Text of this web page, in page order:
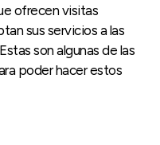
ofrecen visitas
sus servicios a las
son algunas de las
poder hacer estos